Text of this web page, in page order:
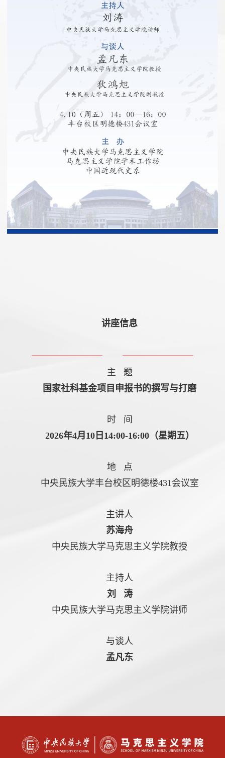
讲座信息
主 题
国家社科基金项目申报书的撰写与打磨
时 间
2026年4月10日14:00-16:00（星期五）
地 点
中央民族大学丰台校区明德楼431会议室
主讲人
苏海舟
中央民族大学马克思主义学院教授
主持人
刘 涛
中央民族大学马克思主义学院讲师
与谈人
孟凡东